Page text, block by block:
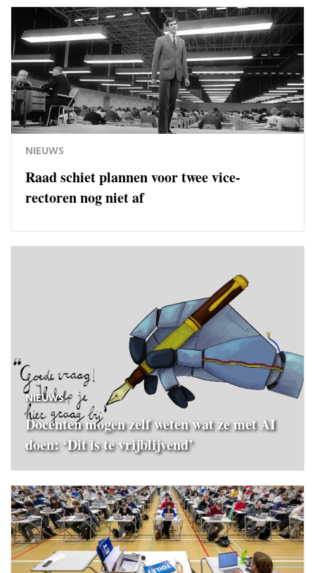
NIEUWS
Raad schiet plannen voor twee vice-
rectoren nog niet af
NIEUWS
Docenten mogen zelf weten wat ze met AI
doen: ‘Dit is te vrijblijvend’